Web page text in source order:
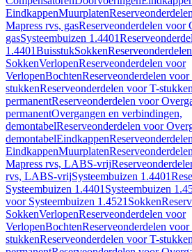
EindkappenMuurplaten
Mapress rvs, gasReserveonderdelen voor
gasSysteembuizen 1.4401
1.4401BuisstukSokken
SokkenVerlopenReserveonderdelen voor
VerlopenBochtenReserveonderdelen
stukkenReserveonderdelen voor T-stukken
permanentReserveonderdelen voor
permanentOvergangen en verbindingen,
demontabelReserveonderdelen voor
demontabelEindkappen
EindkappenMuurplaten
Mapress rvs, LABS-vrij
rvs, LABS-vrijSysteembuizen 1.4401
Systeembuizen 1.4401 Systeembuizen
voor Systeembuizen 1.4521 Sokken
SokkenVerlopenReserveonderdelen voor
VerlopenBochtenReserveonderdelen
stukkenReserveonderdelen voor T-stukken